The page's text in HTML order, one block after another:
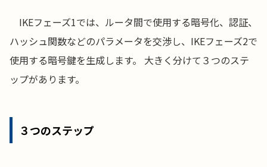
IKEフェーズ1では、ルータ間で使用する暗号化、認証、
ハッシュ関数などのパラメータを交渉し、IKEフェーズ2で
使用する暗号鍵を生成します。 大きく分けて３つのステ
ップがあります。
３つのステップ